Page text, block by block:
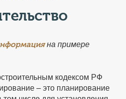
на примере
кодексом РФ
– это планирование